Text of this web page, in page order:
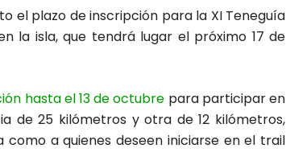
el plazo de inscripción para la XI Teneguía
la isla, que tendrá lugar el próximo 17 de
hasta el 13 de octubre para participar en
de 25 kilómetros y otra de 12 kilómetros,
a quienes deseen iniciarse en el trail